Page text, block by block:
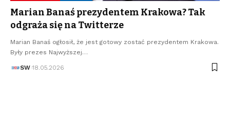
Marian Banaś prezydentem Krakowa? Tak
odgraża się na Twitterze
Marian Banaś ogłosił, że jest gotowy zostać prezydentem Krakowa.
Były prezes Najwyższej…
SW 18.05.2026